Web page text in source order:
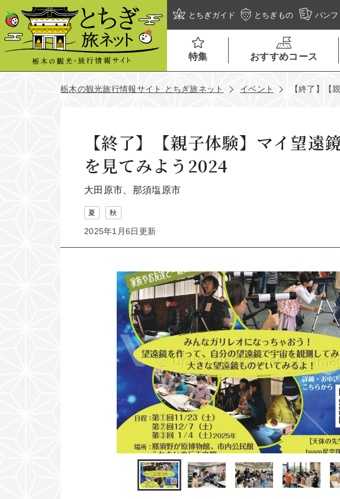
とちぎガイド とちぎもの パンフ
特集 おすすめコース
栃木の観光旅行情報サイト とちぎ旅ネット イベント 【終了】【
【終了】【親子体験】マイ望遠
を見てみよう2024
大田原市、那須塩原市
夏 秋
2025年1月6日更新